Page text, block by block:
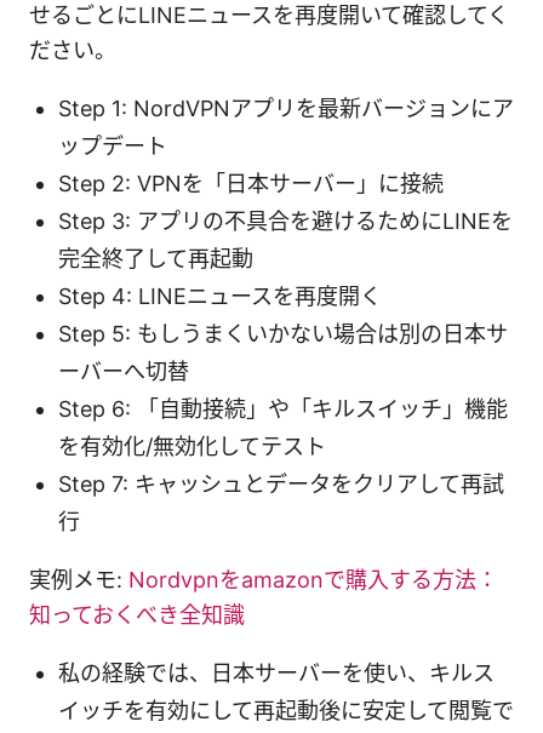
せるごとにLINEニュースを再度開いて確認してく
ださい。
Step 1: NordVPNアプリを最新バージョンにア
ップデート
Step 2: VPNを「日本サーバー」に接続
Step 3: アプリの不具合を避けるためにLINEを
完全終了して再起動
Step 4: LINEニュースを再度開く
Step 5: もしうまくいかない場合は別の日本サ
ーバーへ切替
Step 6: 「自動接続」や「キルスイッチ」機能
を有効化/無効化してテスト
Step 7: キャッシュとデータをクリアして再試
行
実例メモ: Nordvpnをamazonで購入する方法：
知っておくべき全知識
私の経験では、日本サーバーを使い、キルス
イッチを有効にして再起動後に安定して閲覧で